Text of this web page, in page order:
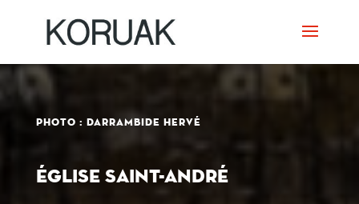
PHOTO : DARRAMBIDE HERVÉ
église saint-andré